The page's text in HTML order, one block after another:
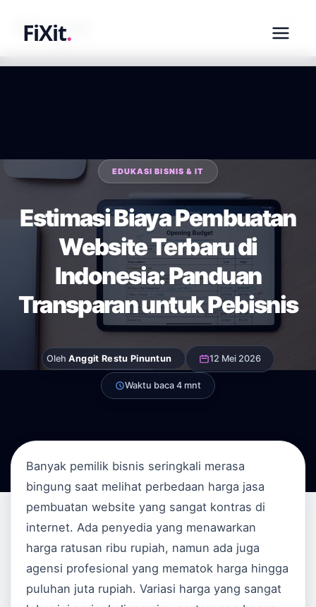
FiXit.
fixit.co.id
EDUKASI BISNIS & IT
Estimasi Biaya Pembuatan
Website Terbaru di
Indonesia: Panduan
Transparan untuk Pebisnis
Oleh Anggit Restu Pinuntun 12 Mei 2026
Waktu baca 4 mnt
Banyak pemilik bisnis seringkali merasa
bingung saat melihat perbedaan harga jasa
pembuatan website yang sangat kontras di
internet. Ada penyedia yang menawarkan
harga ratusan ribu rupiah, namun ada juga
agensi profesional yang mematok harga hingga
puluhan juta rupiah. Variasi harga yang sangat